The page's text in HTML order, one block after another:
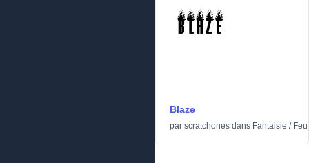
Blaze
par scratchones dans Fantaisie /